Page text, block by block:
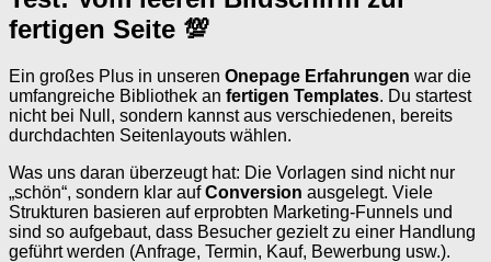
fertigen Seite 💯
Ein großes Plus in unseren Onepage Erfahrungen war die
umfangreiche Bibliothek an fertigen Templates. Du startest
nicht bei Null, sondern kannst aus verschiedenen, bereits
durchdachten Seitenlayouts wählen.
Was uns daran überzeugt hat: Die Vorlagen sind nicht nur
„schön“, sondern klar aufConversion ausgelegt. Viele
Strukturen basieren auf erprobten Marketing-Funnels und
sind so aufgebaut, dass Besucher gezielt zu einer Handlung
geführt werden (Anfrage, Termin, Kauf, Bewerbung usw.).